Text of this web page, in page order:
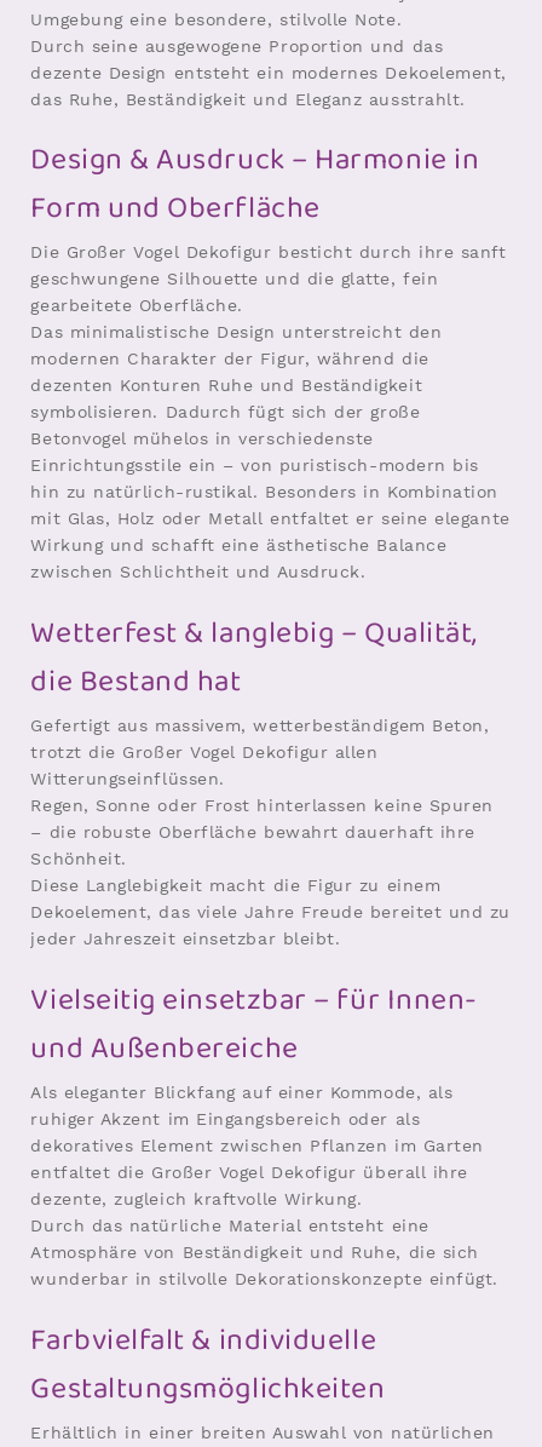
Umgebung eine besondere, stilvolle Note.
Durch seine ausgewogene Proportion und das
dezente Design entsteht ein modernes Dekoelement,
das Ruhe, Beständigkeit und Eleganz ausstrahlt.
Design & Ausdruck – Harmonie in
Form und Oberfläche
Die Großer Vogel Dekofigur besticht durch ihre sanft
geschwungene Silhouette und die glatte, fein
gearbeitete Oberfläche.
Das minimalistische Design unterstreicht den
modernen Charakter der Figur, während die
dezenten Konturen Ruhe und Beständigkeit
symbolisieren. Dadurch fügt sich der große
Betonvogel mühelos in verschiedenste
Einrichtungsstile ein – von puristisch-modern bis
hin zu natürlich-rustikal. Besonders in Kombination
mit Glas, Holz oder Metall entfaltet er seine elegante
Wirkung und schafft eine ästhetische Balance
zwischen Schlichtheit und Ausdruck.
Wetterfest & langlebig – Qualität,
die Bestand hat
Gefertigt aus massivem, wetterbeständigem Beton,
trotzt die Großer Vogel Dekofigur allen
Witterungseinflüssen.
Regen, Sonne oder Frost hinterlassen keine Spuren
– die robuste Oberfläche bewahrt dauerhaft ihre
Schönheit.
Diese Langlebigkeit macht die Figur zu einem
Dekoelement, das viele Jahre Freude bereitet und zu
jeder Jahreszeit einsetzbar bleibt.
Vielseitig einsetzbar – für Innen-
und Außenbereiche
Als eleganter Blickfang auf einer Kommode, als
ruhiger Akzent im Eingangsbereich oder als
dekoratives Element zwischen Pflanzen im Garten
entfaltet die Großer Vogel Dekofigur überall ihre
dezente, zugleich kraftvolle Wirkung.
Durch das natürliche Material entsteht eine
Atmosphäre von Beständigkeit und Ruhe, die sich
wunderbar in stilvolle Dekorationskonzepte einfügt.
Farbvielfalt & individuelle
Gestaltungsmöglichkeiten
Erhältlich in einer breiten Auswahl von natürlichen